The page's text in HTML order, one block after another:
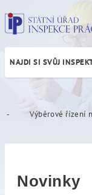
NAJDI SI SVŮJ
Výběrové řízení
Novinky